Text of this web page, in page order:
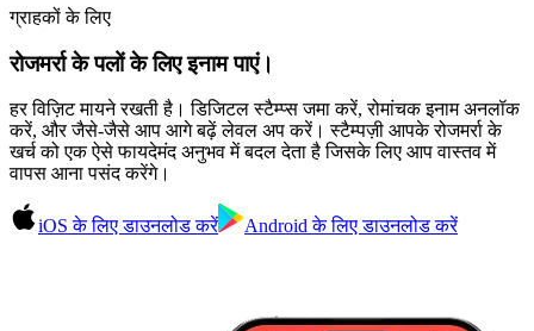
ग्राहकों के लिए
रोजमर्रा के पलों के लिए इनाम पाएं।
हर विज़िट मायने रखती है। डिजिटल स्टैम्प्स जमा करें, रोमांचक इनाम अनलॉक
करें, और जैसे-जैसे आप आगे बढ़ें लेवल अप करें। स्टैम्पज़ी आपके रोजमर्रा के
खर्च को एक ऐसे फायदेमंद अनुभव में बदल देता है जिसके लिए आप वास्तव में
वापस आना पसंद करेंगे।
iOS के लिए डाउनलोड करें Android के लिए डाउनलोड करें